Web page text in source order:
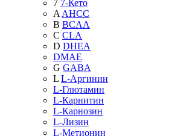
7 7-Кето
A AHCC
B BCAA
C CLA
D DHEA
DMAE
G GABA
L L-Аргинин
L-Глютамин
L-Карнитин
L-Карнозин
L-Лизин
L-Метионин